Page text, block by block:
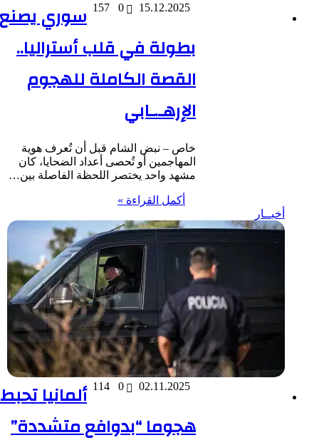
15.12.2025
0
157
سوري يصنع
بطولة في قلب أستراليا..
القصة الكاملة للهجوم
الإرهـ.ـابي
خاص – نبض الشام قبل أن تُعرف هوية
المهاجمين أو تُحصى أعداد الضحايا، كان
مشهد واحد يختصر اللحظة الفاصلة بين…
أكمل القراءة »
أخبــار
02.11.2025
0
114
ألمانيا تحبط
هجوما “بدوافع متشددة”